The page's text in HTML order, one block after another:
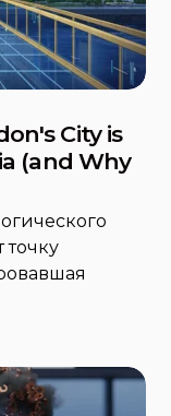
City is
(and Why
точку